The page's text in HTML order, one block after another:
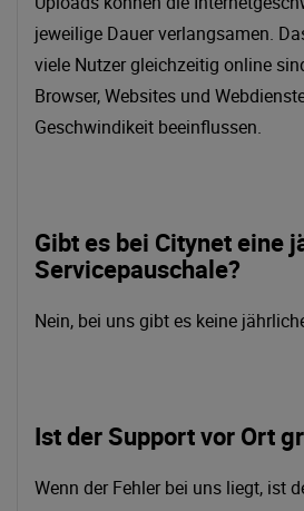
jeweilige Dauer verlangsamen.
viele Nutzer gleichzeitig online
Browser, Websites und
Geschwindikeit beeinflussen.
Gibt es bei Citynet eine
Servicepauschale?
Nein, bei uns gibt es keine
Ist der Support vor Ort
Wenn der Fehler bei uns liegt, ist